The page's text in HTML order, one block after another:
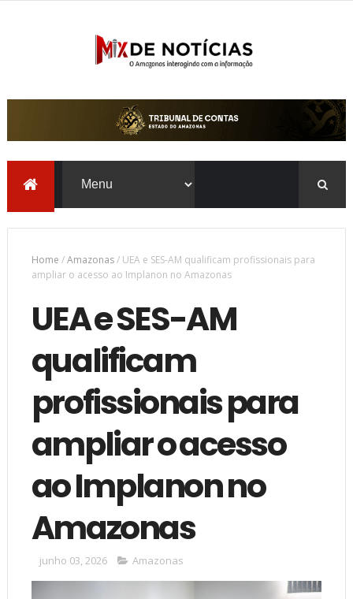
Home /Amazonas/ UEA e SES-AM qualificam profissionais para
ampliar o acesso ao Implanon no Amazonas
UEA e SES-AM
qualificam
profissionais para
ampliar o acesso
ao Implanon no
Amazonas
junho 03, 2026 Amazonas